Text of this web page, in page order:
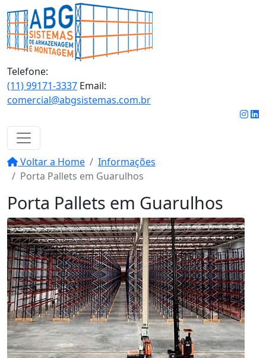
Telefone:
(11) 99171-3337 Email:
comercial@abgsistemas.com.br
Voltar a Home
Informações
Porta Pallets em Guarulhos
Porta Pallets em Guarulhos